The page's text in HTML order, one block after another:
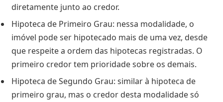
diretamente junto ao credor.
Hipoteca de Primeiro Grau: nessa modalidade, o
imóvel pode ser hipotecado mais de uma vez, desde
que respeite a ordem das hipotecas registradas. O
primeiro credor tem prioridade sobre os demais.
Hipoteca de Segundo Grau: similar à hipoteca de
primeiro grau, mas o credor desta modalidade só